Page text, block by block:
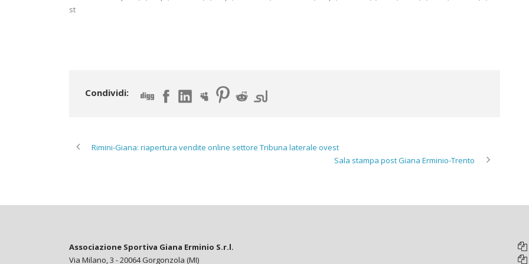
st
Condividi:
Rimini-Giana: riapertura vendite online settore Tribuna laterale ovest
Sala stampa post Giana Erminio-Trento
Associazione Sportiva Giana Erminio S.r.l.
Via Milano, 3 - 20064 Gorgonzola (MI)